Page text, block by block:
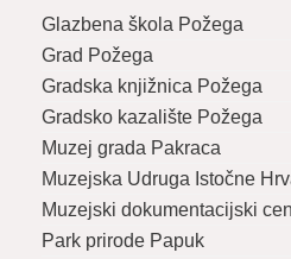
Glazbena škola Požega
Grad Požega
Gradska knjižnica Požega
Gradsko kazalište Požega
Muzej grada Pakraca
Muzejska Udruga Istočne
Muzejski dokumentacijski
Park prirode Papuk